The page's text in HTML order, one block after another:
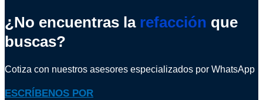
¿No encuentras la refacción que
buscas?
Cotiza con nuestros asesores especializados por WhatsApp
ESCRÍBENOS POR